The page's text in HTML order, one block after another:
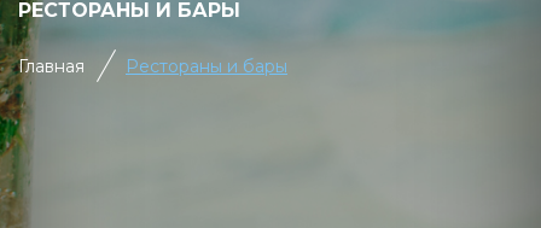
РЕСТОРАНЫ И БАРЫ
Главная Рестораны и бары